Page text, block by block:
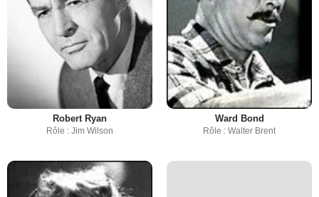
Robert Ryan
Rôle : Jim Wilson
Ward Bond
Rôle : Walter Brent